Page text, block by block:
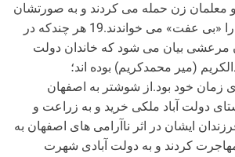
معلمان زن حمله می کردند و به صورتشان
تف می انداختند و آنها را «بی عفت» می خواندند.19 هر چندکه در
مرعشی بیان می شود که خاندان دولت
(میر محمدکریم) بوده اند؛
زمان خود بود.از شوشتر به اصفهان
دولت آباد ملکی خرید و به زراعت و
ایشان در اثر ناآرامی های اصفهان به
کردند و به دولت آبادی شهرت